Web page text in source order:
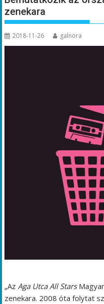
zenekara
2018-11-26 galnora
„Az Aga Utca All Stars
zenekara. 2008 óta folytat